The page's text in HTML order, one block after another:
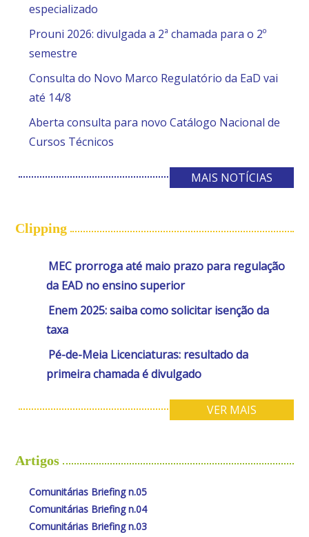
especializado
Prouni 2026: divulgada a 2ª chamada para o 2º
semestre
Consulta do Novo Marco Regulatório da EaD vai
até 14/8
Aberta consulta para novo Catálogo Nacional de
Cursos Técnicos
MAIS NOTÍCIAS
Clipping
MEC prorroga até maio prazo para regulação
da EAD no ensino superior
Enem 2025: saiba como solicitar isenção da
taxa
Pé-de-Meia Licenciaturas: resultado da
primeira chamada é divulgado
VER MAIS
Artigos
Comunitárias Briefing n.05
Comunitárias Briefing n.04
Comunitárias Briefing n.03